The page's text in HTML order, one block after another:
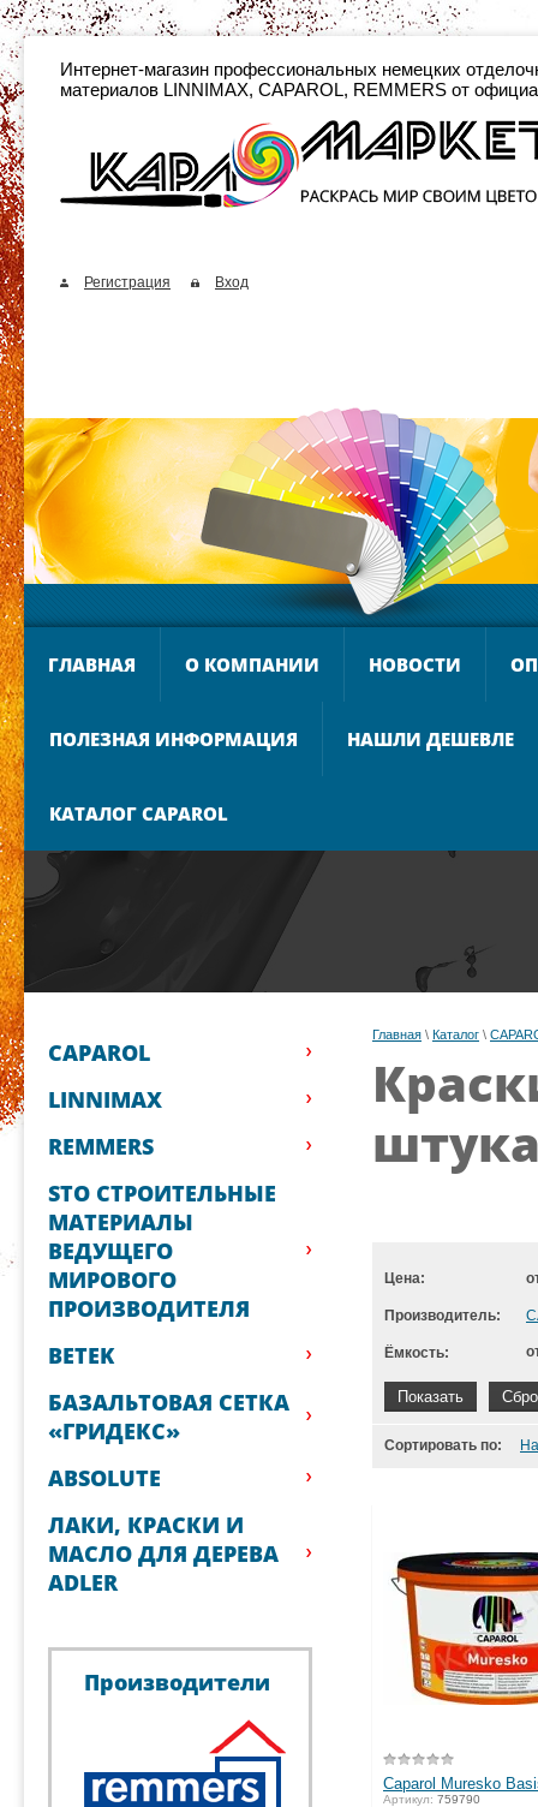
Интернет-магазин профессиональных
материалов LINNIMAX, CAPAROL, REMMERS от
Регистрация Вход
ГЛАВНАЯ О КОМПАНИИ НОВОСТИ
ПОЛЕЗНАЯ ИНФОРМАЦИЯ НАШЛИ ДЕШЕВЛЕ
КАТАЛОГ CAPAROL
CAPAROL
LINNIMAX
REMMERS
STO СТРОИТЕЛЬНЫЕ
МАТЕРИАЛЫ
ВЕДУЩЕГО
МИРОВОГО
ПРОИЗВОДИТЕЛЯ
BETEK
БАЗАЛЬТОВАЯ СЕТКА
«ГРИДЕКС»
ABSOLUTE
ЛАКИ, КРАСКИ И
МАСЛО ДЛЯ ДЕРЕВА
ADLER
Производители
Главная \ Каталог \
Цена:
Производитель:
Ёмкость:
Показать
Сортировать по:
Caparol Muresko
Артикул: 759790